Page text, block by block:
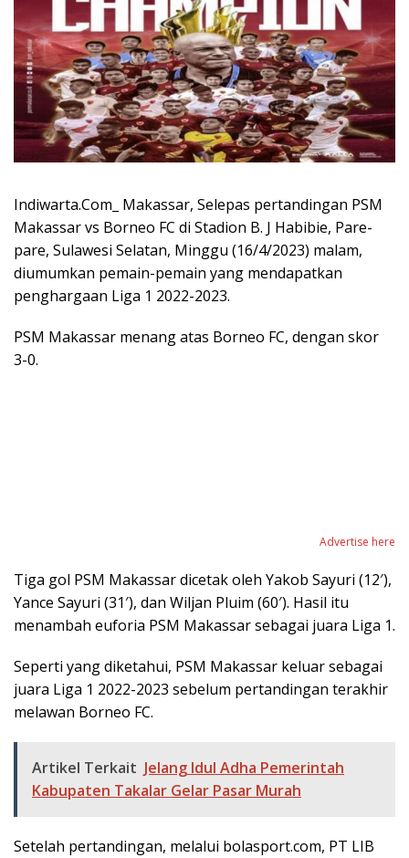
Indiwarta.Com_ Makassar, Selepas pertandingan PSM
Makassar vs Borneo FC di Stadion B. J Habibie, Pare-
pare, Sulawesi Selatan, Minggu (16/4/2023) malam,
diumumkan pemain-pemain yang mendapatkan
penghargaan Liga 1 2022-2023.
PSM Makassar menang atas Borneo FC, dengan skor
3-0.
Advertise here
Tiga gol PSM Makassar dicetak oleh Yakob Sayuri (12′),
Yance Sayuri (31′), dan Wiljan Pluim (60′). Hasil itu
menambah euforia PSM Makassar sebagai juara Liga 1.
Seperti yang diketahui, PSM Makassar keluar sebagai
juara Liga 1 2022-2023 sebelum pertandingan terakhir
melawan Borneo FC.
Artikel Terkait Jelang Idul Adha Pemerintah
Kabupaten Takalar Gelar Pasar Murah
Setelah pertandingan, melalui bolasport.com, PT LIB